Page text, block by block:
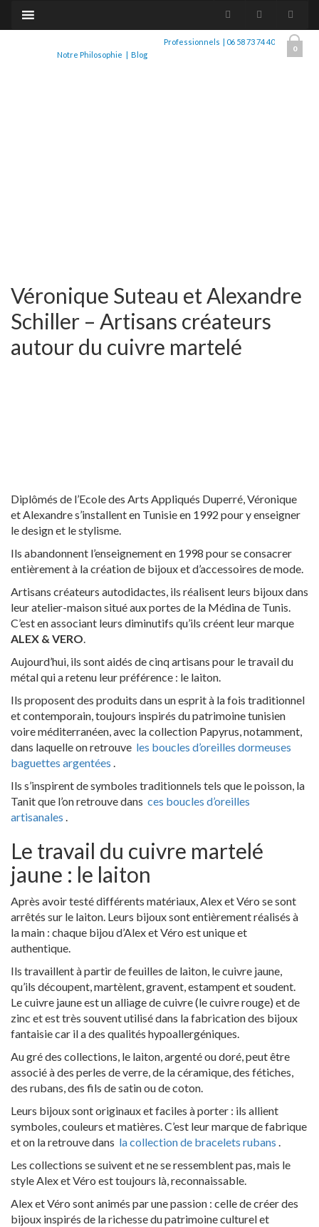
0
Notre Philosophie | Blog
Professionnels | 06 58 73 74 40
Véronique Suteau et Alexandre
Schiller – Artisans créateurs
autour du cuivre martelé
Diplômés de l’Ecole des Arts Appliqués Duperré, Véronique
et Alexandre s’installent en Tunisie en 1992 pour y enseigner
le design et le stylisme.
Ils abandonnent l’enseignement en 1998 pour se consacrer
entièrement à la création de bijoux et d’accessoires de mode.
Artisans créateurs autodidactes, ils réalisent leurs bijoux dans
leur atelier-maison situé aux portes de la Médina de Tunis.
C’est en associant leurs diminutifs qu’ils créent leur marque
ALEX & VERO.
Aujourd’hui, ils sont aidés de cinq artisans pour le travail du
métal qui a retenu leur préférence : le laiton.
Ils proposent des produits dans un esprit à la fois traditionnel
et contemporain, toujours inspirés du patrimoine tunisien
voire méditerranéen, avec la collection Papyrus, notamment,
dans laquelle on retrouve les boucles d’oreilles dormeuses
baguettes argentées .
Ils s’inspirent de symboles traditionnels tels que le poisson, la
Tanit que l’on retrouve dans ces boucles d’oreilles
artisanales .
Le travail du cuivre martelé
jaune : le laiton
Après avoir testé différents matériaux, Alex et Véro se sont
arrêtés sur le laiton. Leurs bijoux sont entièrement réalisés à
la main : chaque bijou d’Alex et Véro est unique et
authentique.
Ils travaillent à partir de feuilles de laiton, le cuivre jaune,
qu’ils découpent, martèlent, gravent, estampent et soudent.
Le cuivre jaune est un alliage de cuivre (le cuivre rouge) et de
zinc et est très souvent utilisé dans la fabrication des bijoux
fantaisie car il a des qualités hypoallergéniques.
Au gré des collections, le laiton, argenté ou doré, peut être
associé à des perles de verre, de la céramique, des fétiches,
des rubans, des fils de satin ou de coton.
Leurs bijoux sont originaux et faciles à porter : ils allient
symboles, couleurs et matières. C’est leur marque de fabrique
et on la retrouve dans la collection de bracelets rubans .
Les collections se suivent et ne se ressemblent pas, mais le
style Alex et Véro est toujours là, reconnaissable.
Alex et Véro sont animés par une passion : celle de créer des
bijoux inspirés de la richesse du patrimoine culturel et